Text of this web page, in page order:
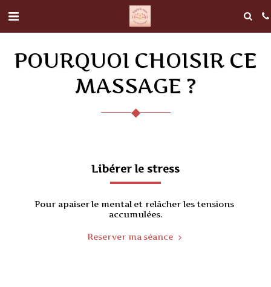
POURQUOI CHOISIR CE
MASSAGE ?
◆
Libérer le stress
Pour apaiser le mental et relâcher les tensions
accumulées.
Reserver ma séance